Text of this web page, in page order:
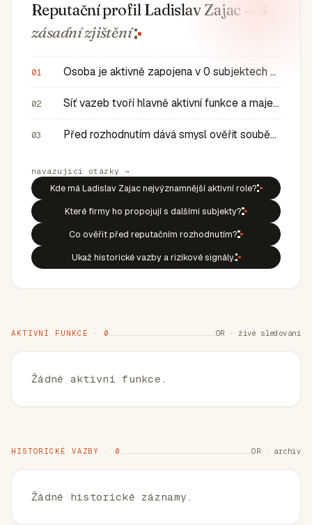
Reputační profil Ladislav Zajac — 3
zásadnízjištění
01 Osoba je aktivně zapojena v 0 subjektech a má 0 historic…
02 Síť vazeb tvoří hlavně aktivní funkce a majetkové role v…
03 Před rozhodnutím dává smysl ověřit souběh rolí, historic…
navazující otázky →
Kde má Ladislav Zajac nejvýznamnější aktivní role?
Které firmy ho propojují s dalšími subjekty?
Co ověřit před reputačním rozhodnutím?
Ukaž historické vazby a rizikové signály.
AKTIVNÍ FUNKCE · 0 OR · živé sledování
Žádné aktivní funkce.
HISTORICKÉ VAZBY · 0 OR · archiv
Žádné historické záznamy.